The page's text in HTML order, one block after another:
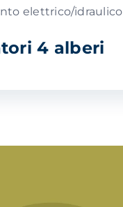
elettrico/idraulico
4 alberi